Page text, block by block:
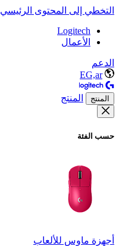
التخطي إلى المحتوى الرئيسي
Logitech
الأعمال
الدعم
EG,ar
المنتج المنتج
حسب الفئة
أجهزة ماوس للألعاب